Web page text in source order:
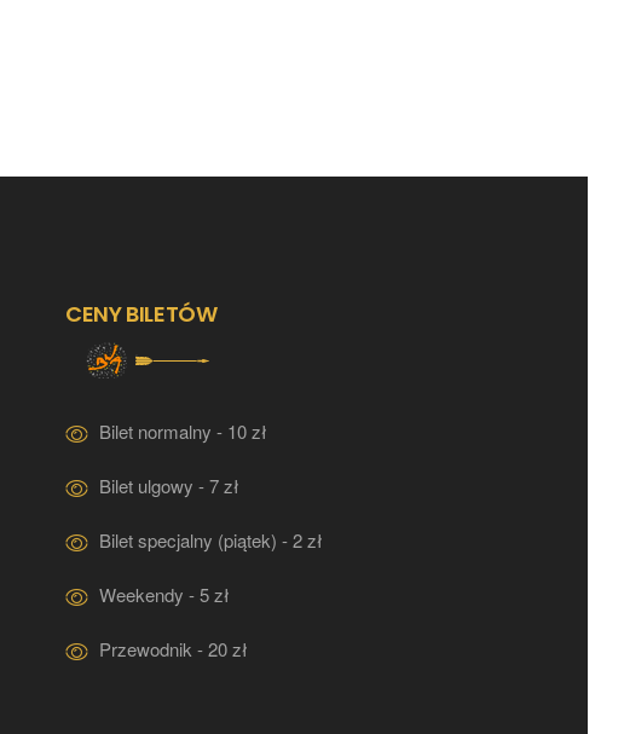
CENY BILETÓW
Bilet normalny - 10 zł
Bilet ulgowy - 7 zł
Bilet specjalny (piątek) - 2 zł
Weekendy - 5 zł
Przewodnik - 20 zł